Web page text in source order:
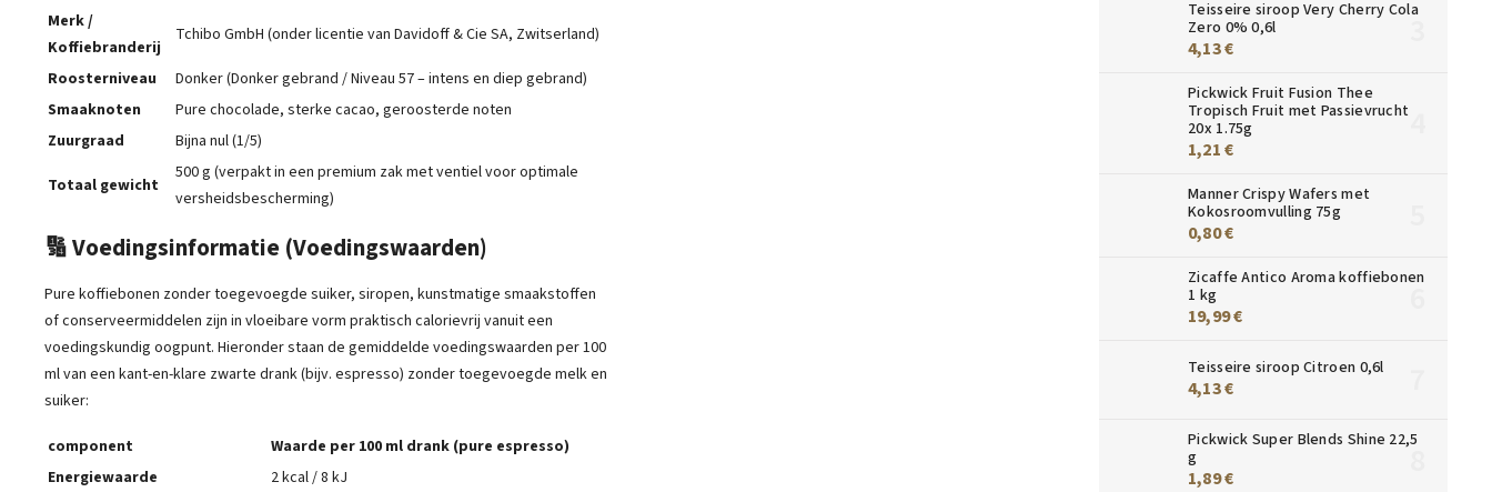
Teisseire siroop Very Cherry Cola
Zero 0% 0,6l
4,13 €
Pickwick Fruit Fusion Thee
Tropisch Fruit met Passievrucht
20x 1.75g
1,21 €
Manner Crispy Wafers met
Kokosroomvulling 75g
0,80 €
Zicaffe Antico Aroma koffiebonen
1 kg
19,99 €
Teisseire siroop Citroen 0,6l
4,13 €
Pickwick Super Blends Shine 22,5
g
1,89 €
Merk /
Koffiebranderij
Tchibo GmbH (onder licentie van Davidoff & Cie SA, Zwitserland)
Roosterniveau
Donker (Donker gebrand / Niveau 57 – intens en diep gebrand)
Smaaknoten
Pure chocolade, sterke cacao, geroosterde noten
Zuurgraad
Bijna nul (1/5)
Totaal gewicht
500 g (verpakt in een premium zak met ventiel voor optimale
versheidsbescherming)
🔢 Voedingsinformatie (Voedingswaarden)
Pure koffiebonen zonder toegevoegde suiker, siropen, kunstmatige smaakstoffen
of conserveermiddelen zijn in vloeibare vorm praktisch calorievrij vanuit een
voedingskundig oogpunt. Hieronder staan ​​de gemiddelde voedingswaarden per 100
ml van een kant-en-klare zwarte drank (bijv. espresso) zonder toegevoegde melk en
suiker:
component
Waarde per 100 ml drank (pure espresso)
Energiewaarde
2 kcal / 8 kJ